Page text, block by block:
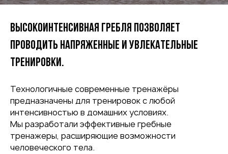
Высокоинтенсивная гребля позволяет
проводить напряженные и увлекательные
тренировки.
Технологичные современные тренажёры
предназначены для тренировок с любой
интенсивностью в домашних условиях.
Мы разработали эффективные гребные
тренажеры, расширяющие возможности
человеческого тела.